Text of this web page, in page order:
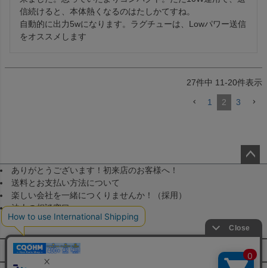
信続けると、本体熱くなるのはたしかてすね。
自動的に出力5wになります。ラグチューは、Lowパワー送信
をオススメします
27件中 11-20件表示
1 2 3
ありがとうございます！初来店のお客様へ！
送料とお支払い方法について
楽しい会社を一緒につくりませんか！（採用）
法人の相談窓口
メールマガジン登録